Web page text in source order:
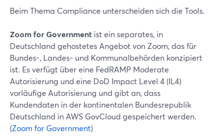
Beim Thema Compliance unterscheiden sich die Tools.
Zoom for Government ist ein separates, in
Deutschland gehostetes Angebot von Zoom, das für
Bundes-, Landes- und Kommunalbehörden konzipiert
ist. Es verfügt über eine FedRAMP Moderate
Autorisierung und eine DoD Impact Level 4 (IL4)
vorläufige Autorisierung und gibt an, dass
Kundendaten in der kontinentalen Bundesrepublik
Deutschland in AWS GovCloud gespeichert werden.
(Zoom for Government)